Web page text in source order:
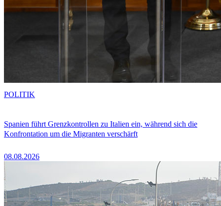
Spanien führt Grenzkontrollen zu Italien ein, während sich die
Konfrontation um die Migranten verschärft
08.08.2026
POLITIK